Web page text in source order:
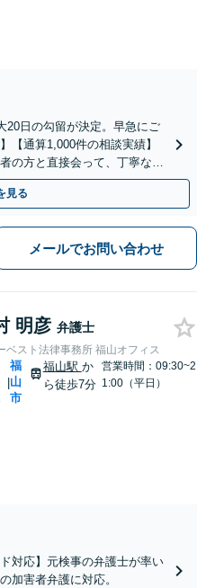
20日の勾留が決定。早急にご
【通算1,000件の相談実績】
の方と直接会って、丁寧な示
にも対応。
見る
メールでお問い合わせ
明彦 弁護士
ベスト法律事務所 福山オフィス
|
福
山
市
福山駅 か
ら徒歩7分
営業時間：09:30~2
1:00（平日）
対応】元検事の弁護士が率い
加害者弁護に対応。